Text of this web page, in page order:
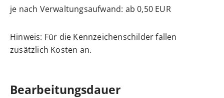
je nach Verwaltungsaufwand: ab 0,50 EUR
Hinweis: Für die Kennzeichenschilder fallen
zusätzlich Kosten an.
Bearbeitungsdauer